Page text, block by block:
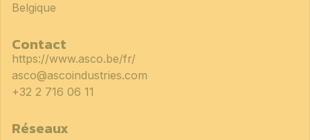
Belgique
Contact
https://www.asco.be/fr/
asco@ascoindustries.com
+32 2 716 06 11
Réseaux